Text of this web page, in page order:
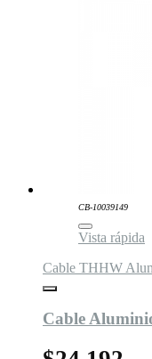
CB-10039149
Vista rápida
Cable THHW
Cable